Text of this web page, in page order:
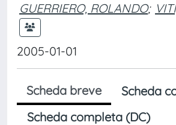
GUERRIERO, ROLANDO;
2005-01-01
Scheda breve
Scheda
Scheda completa (DC)